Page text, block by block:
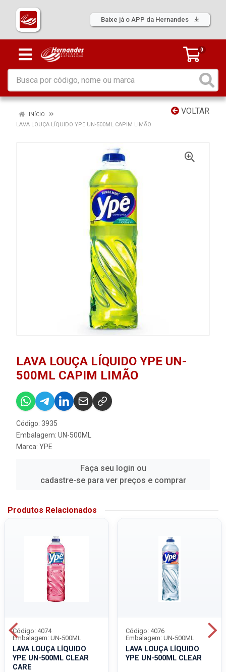
Baixe já o APP da Hernandes
0
VOLTAR
INÍCIO
LAVA LOUÇA LÍQUIDO YPE UN-500ML CAPIM LIMÃO
LAVA LOUÇA LÍQUIDO YPE UN-
500ML CAPIM LIMÃO
Código: 3935
Embalagem: UN-500ML
Marca: YPE
Faça seu login ou
cadastre-se para ver preços e comprar
Produtos Relacionados
LAVA LOUÇA LÍQUIDO
YPE UN-500ML CLEAR
CARE
Código: 4074
Embalagem: UN-500ML
LAVA LOUÇA LÍQUIDO
YPE UN-500ML CLEAR
Código: 4076
Embalagem: UN-500ML